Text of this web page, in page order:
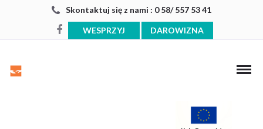
Skontaktuj się z nami : 0 58/ 557 53 41
WESPRZYJ DAROWIZNA